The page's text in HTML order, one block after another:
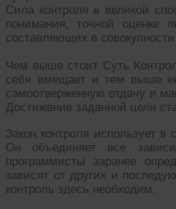
Сила контроля в великой
понимания, точной оценке
составляющих в
Чем выше стоит Суть
себя вмещает и тем выше её
самоотверженную отдачу и
Достижение заданной цели
Закон контроля использует
Он объединяет все
программисты заранее
зависят от других и
контроль здесь необходим.